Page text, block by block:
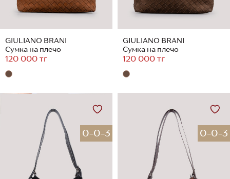
GIULIANO BRANI
Сумка на плечо
120 000 тг
GIULIANO BRANI
Сумка на плечо
120 000 тг
0-0-3 0-0-3